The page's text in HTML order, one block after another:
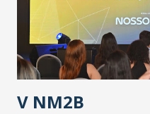
contaminação maior que
secretário. Segundo ele, é
contaminação alta,
população e ao sistema de
estratificação do risco da
V NM2B